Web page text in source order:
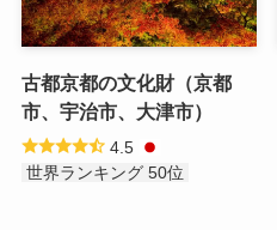
古都京都の文化財（京都
市、宇治市、大津市）
4.5
世界ランキング 50位